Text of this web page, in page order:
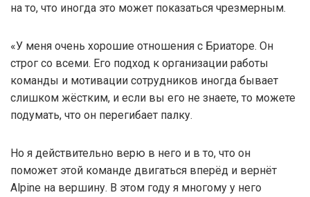
на то, что иногда это может показаться чрезмерным.
«У меня очень хорошие отношения с Бриаторе. Он
строг со всеми. Его подход к организации работы
команды и мотивации сотрудников иногда бывает
слишком жёстким, и если вы его не знаете, то можете
подумать, что он перегибает палку.
Но я действительно верю в него и в то, что он
поможет этой команде двигаться вперёд и вернёт
Alpine на вершину. В этом году я многому у него